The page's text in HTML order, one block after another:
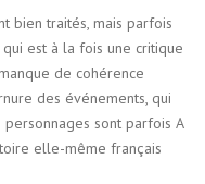
bien traités, mais parfois
est à la fois une critique
de cohérence
des événements, qui
sont parfois A
elle-même français